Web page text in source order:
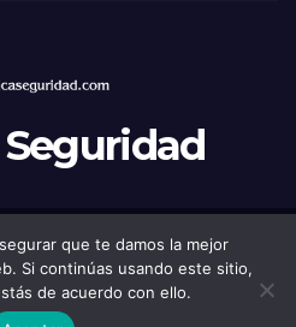
|Tema: Newsup deThemeansar
legal
que te damos la mejor
Si continúas usando este sitio,
de acuerdo con ello.